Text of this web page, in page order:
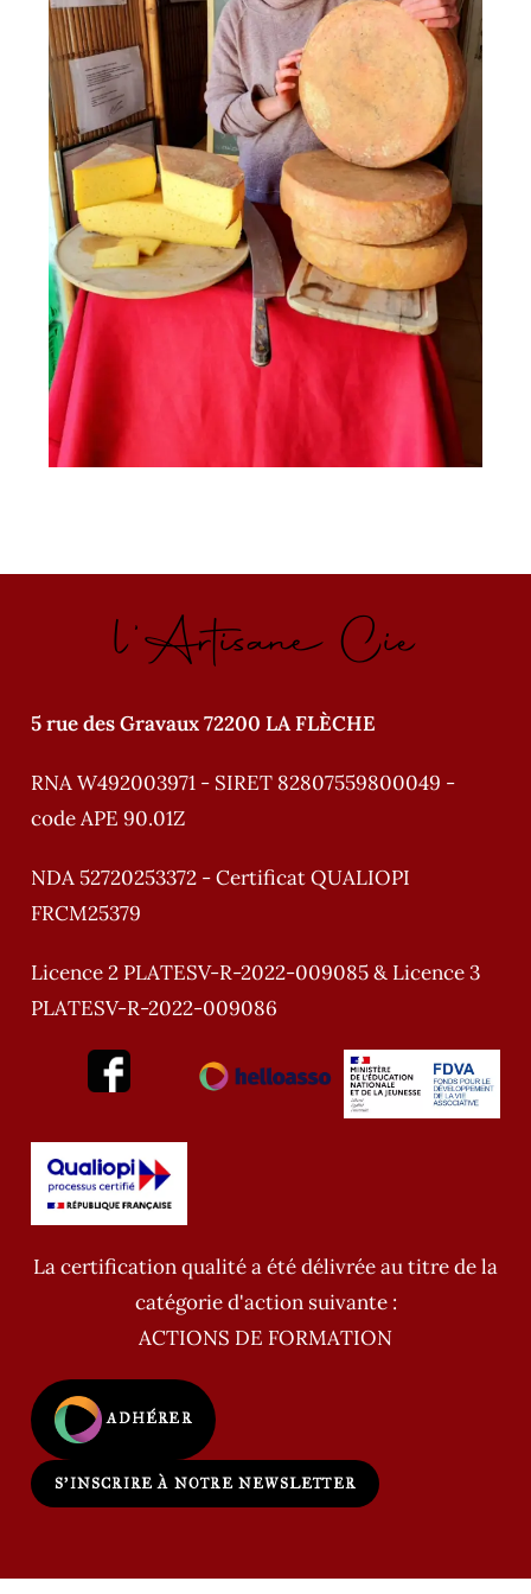
l'Artisane Cie
5 rue des Gravaux 72200 LA FLÈCHE
RNA W492003971 - SIRET 82807559800049 -
code APE 90.01Z
NDA 52720253372 - Certificat QUALIOPI
FRCM25379
Licence 2 PLATESV-R-2022-009085 & Licence 3
PLATESV-R-2022-009086
La certification qualité a été délivrée au titre de la
catégorie d'action suivante :
ACTIONS DE FORMATION
ADHÉRER
S'INSCRIRE À NOTRE NEWSLETTER